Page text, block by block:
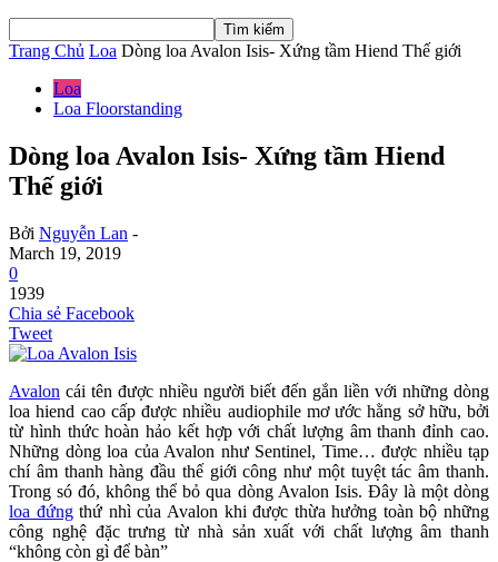
Trang Chủ Loa Dòng loa Avalon Isis- Xứng tầm Hiend Thế giới
Loa
Loa Floorstanding
Dòng loa Avalon Isis- Xứng tầm Hiend
Thế giới
Bởi Nguyễn Lan -
March 19, 2019
0
1939
Chia sẻ Facebook
Tweet
Avalon cái tên được nhiều người biết đến gắn liền với những dòng
loa hiend cao cấp được nhiều audiophile mơ ước hằng sở hữu, bởi
từ hình thức hoàn hảo kết hợp với chất lượng âm thanh đỉnh cao.
Những dòng loa của Avalon như Sentinel, Time… được nhiều tạp
chí âm thanh hàng đầu thế giới công như một tuyệt tác âm thanh.
Trong só đó, không thể bỏ qua dòng Avalon Isis. Đây là một dòng
loa đứngthứ nhì của Avalon khi được thừa hưởng toàn bộ những
công nghệ đặc trưng từ nhà sản xuất với chất lượng âm thanh
“không còn gì để bàn”